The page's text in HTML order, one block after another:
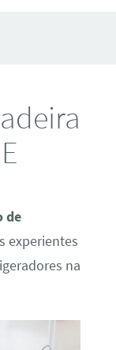
de
experientes
na